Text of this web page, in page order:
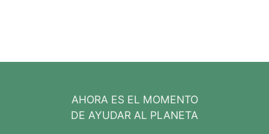
AHORA ES EL MOMENTO
DE AYUDAR AL PLANETA